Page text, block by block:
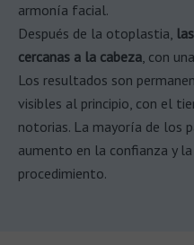
armonía facial.
Después de la otoplastia,
cercanas a la cabeza, con una
Los resultados son
visibles al principio, con el
notorias. La mayoría de los
aumento en la confianza y
procedimiento.